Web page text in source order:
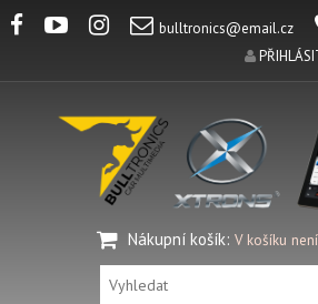
bulltronics@email.cz
Nákupní košík: V košíku